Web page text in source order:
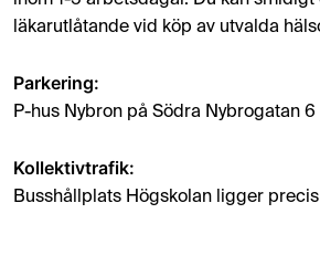
läkarutlåtande vid köp av utvalda
Parkering:
P-hus Nybron på Södra Nybrogatan 6
Kollektivtrafik:
Busshållplats Högskolan ligger